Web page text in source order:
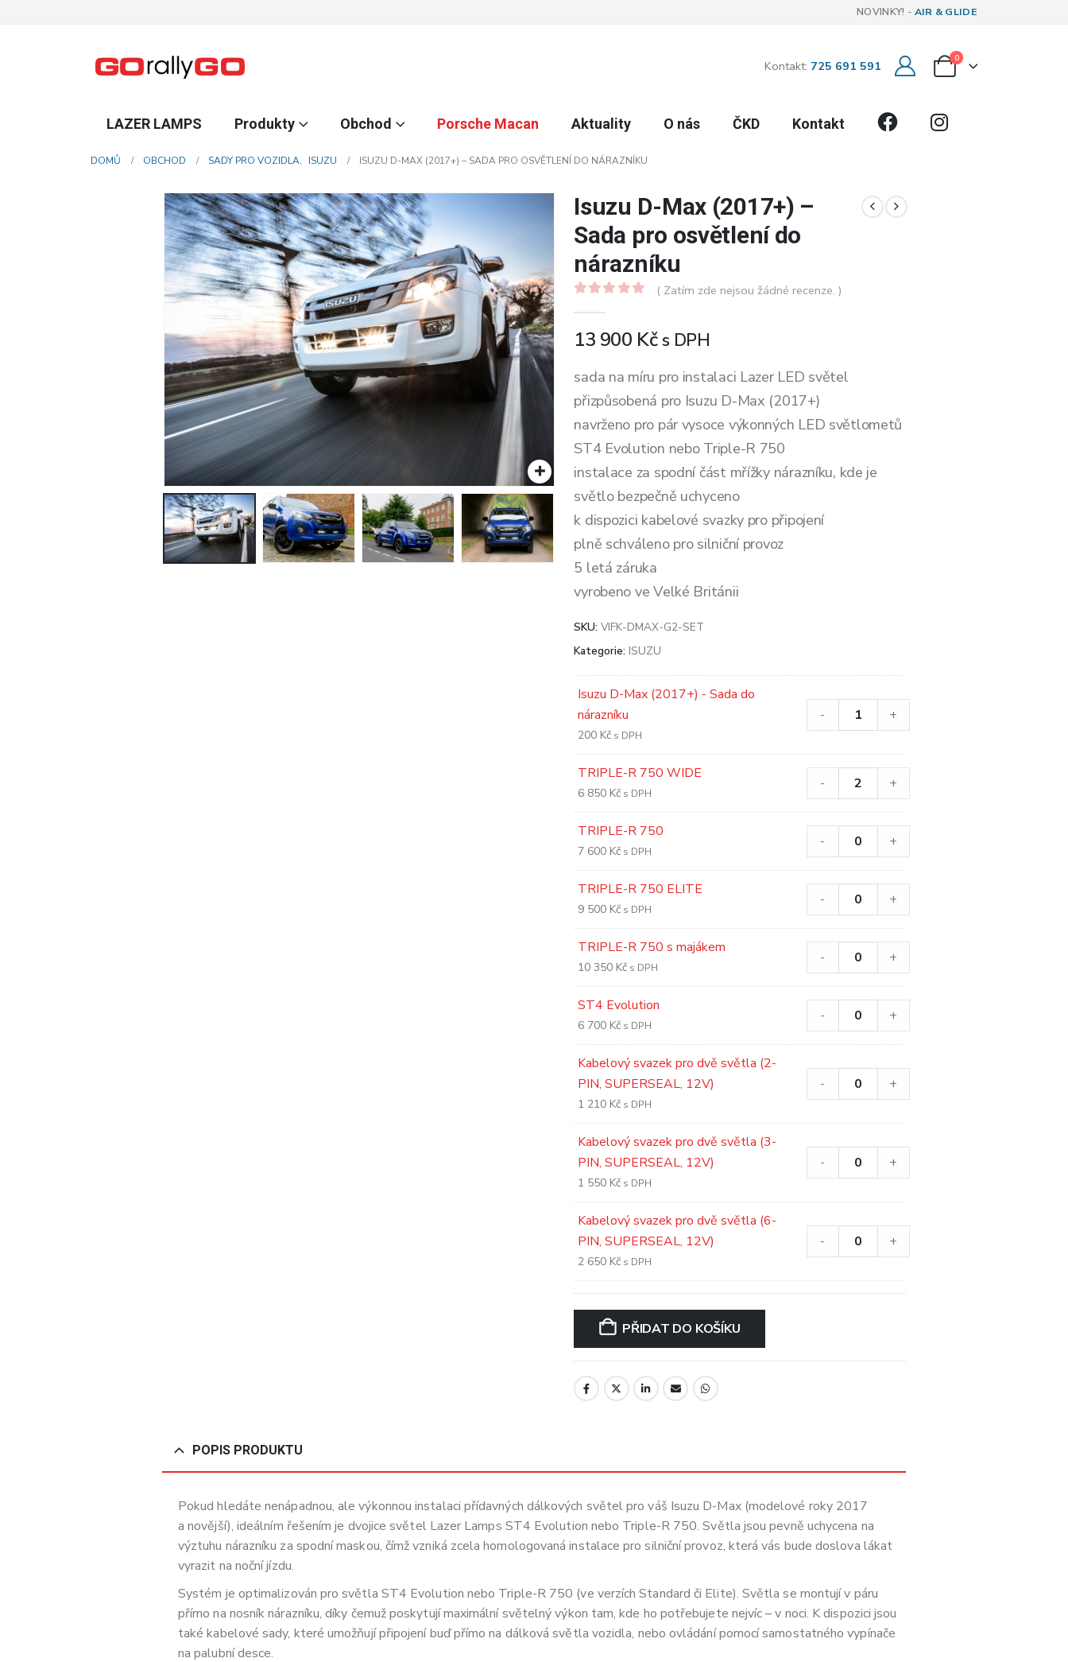
NOVINKY! - AIR & GLIDE
Kontakt: 725 691 591
0
LAZER LAMPS Produkty Obchod Porsche Macan Aktuality O nás ČKD Kontakt Facebook
DOMŮ OBCHOD SADY PRO VOZIDLA, ISUZU ISUZU D-MAX (2017+) – SADA PRO OSVĚTLENÍ DO NÁRAZNÍKU
Isuzu D-Max (2017+) –
Sada pro osvětlení do
nárazníku
( Zatím zde nejsou žádné recenze. )
13 900 Kčs DPH
sada na míru pro instalaci Lazer LED světel
přizpůsobená pro Isuzu D-Max (2017+)
navrženo pro pár vysoce výkonných LED světlometů
ST4 Evolution nebo Triple-R 750
instalace za spodní část mřížky nárazníku, kde je
světlo bezpečně uchyceno
k dispozici kabelové svazky pro připojení
plně schváleno pro silniční provoz
5 letá záruka
vyrobeno ve Velké Británii
SKU:VIFK-DMAX-G2-SET
Kategorie: ISUZU
Isuzu D-Max (2017+) - Sada do
nárazníku
200 Kč s DPH
- +
TRIPLE-R 750 WIDE
6 850 Kč s DPH
- +
TRIPLE-R 750
7 600 Kč s DPH
- +
TRIPLE-R 750 ELITE
9 500 Kč s DPH
- +
TRIPLE-R 750 s majákem
10 350 Kč s DPH
- +
ST4 Evolution
6 700 Kč s DPH
- +
Kabelový svazek pro dvě světla (2-
PIN, SUPERSEAL, 12V)
1 210 Kč s DPH
- +
Kabelový svazek pro dvě světla (3-
PIN, SUPERSEAL, 12V)
1 550 Kč s DPH
- +
Kabelový svazek pro dvě světla (6-
PIN, SUPERSEAL, 12V)
2 650 Kč s DPH
- +
PŘIDAT DO KOŠÍKU
POPIS PRODUKTU
Pokud hledáte nenápadnou, ale výkonnou instalaci přídavných dálkových světel pro váš Isuzu D-Max (modelové roky 2017
a novější), ideálním řešením je dvojice světel Lazer Lamps ST4 Evolution nebo Triple-R 750. Světla jsou pevně uchycena na
výztuhu nárazníku za spodní maskou, čímž vzniká zcela homologovaná instalace pro silniční provoz, která vás bude doslova lákat
vyrazit na noční jízdu.
Systém je optimalizován pro světla ST4 Evolution nebo Triple-R 750 (ve verzích Standard či Elite). Světla se montují v páru
přímo na nosník nárazníku, díky čemuž poskytují maximální světelný výkon tam, kde ho potřebujete nejvíc – v noci. K dispozici jsou
také kabelové sady, které umožňují připojení buď přímo na dálková světla vozidla, nebo ovládání pomocí samostatného vypínače
na palubní desce.